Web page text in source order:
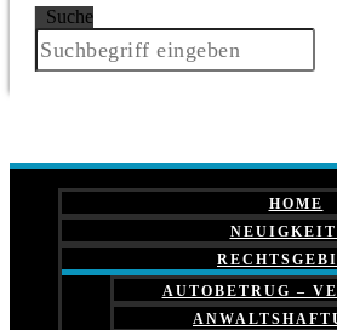
Suche
HOME
AUTOBETRUG –